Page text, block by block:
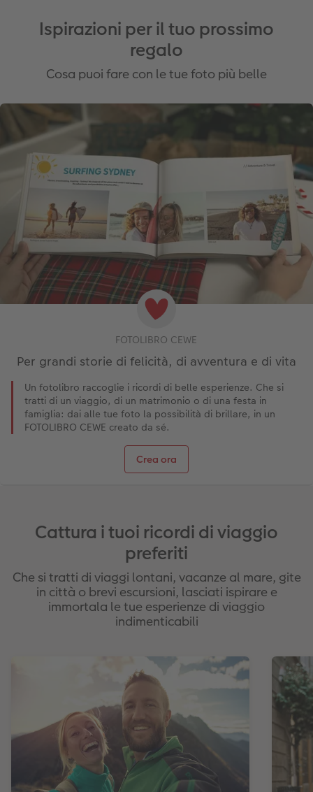
Ispirazioni per il tuo prossimo
regalo
Cosa puoi fare con le tue foto più belle
FOTOLIBRO CEWE
Per grandi storie di felicità, di avventura e di vita
Un fotolibro raccoglie i ricordi di belle esperienze. Che si
tratti di un viaggio, di un matrimonio o di una festa in
famiglia: dai alle tue foto la possibilità di brillare, in un
FOTOLIBRO CEWE creato da sé.
Crea ora
Cattura i tuoi ricordi di viaggio
preferiti
Che si tratti di viaggi lontani, vacanze al mare, gite
in città o brevi escursioni, lasciati ispirare e
immortala le tue esperienze di viaggio
indimenticabili